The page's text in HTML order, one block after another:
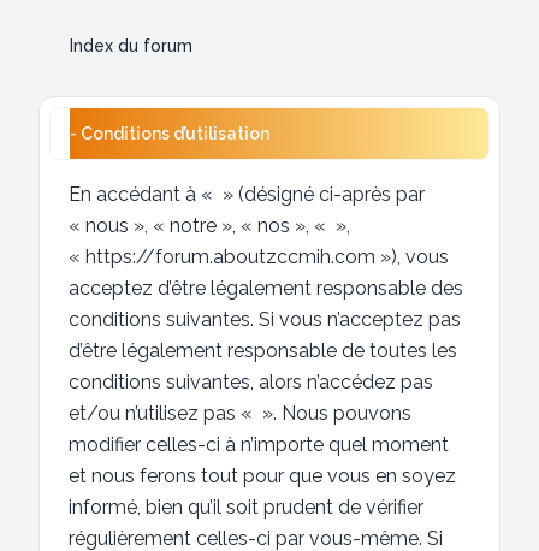
Index du forum
- Conditions d’utilisation
En accédant à « » (désigné ci-après par
« nous », « notre », « nos », « »,
« https://forum.aboutzccmih.com »), vous
acceptez d’être légalement responsable des
conditions suivantes. Si vous n’acceptez pas
d’être légalement responsable de toutes les
conditions suivantes, alors n’accédez pas
et/ou n’utilisez pas « ». Nous pouvons
modifier celles-ci à n’importe quel moment
et nous ferons tout pour que vous en soyez
informé, bien qu’il soit prudent de vérifier
régulièrement celles-ci par vous-même. Si